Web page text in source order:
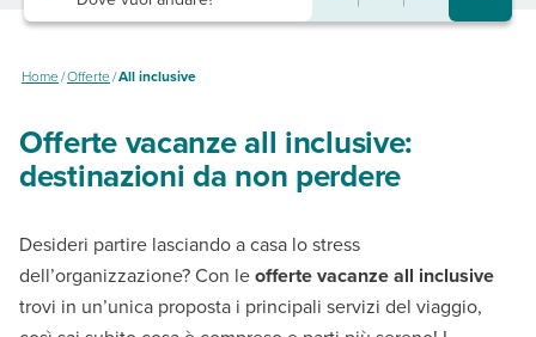
Home/Offerte/All inclusive
Offerte vacanze all inclusive:
destinazioni da non perdere
Desideri partire lasciando a casa lo stress
dell’organizzazione? Con leofferte vacanze all inclusive
trovi in un’unica proposta i principali servizi del viaggio,